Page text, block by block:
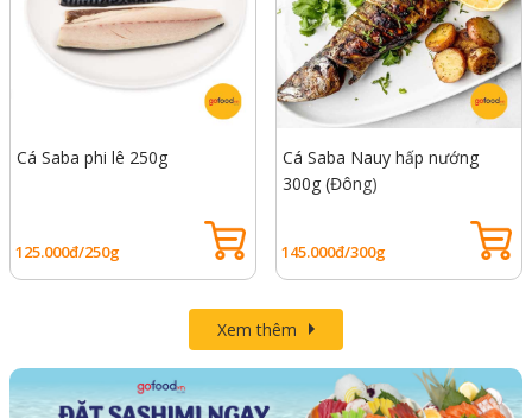
Cá Saba phi lê 250g
125.000đ/250g
Cá Saba Nauy hấp nướng
300g (Đông)
145.000đ/300g
Xem thêm